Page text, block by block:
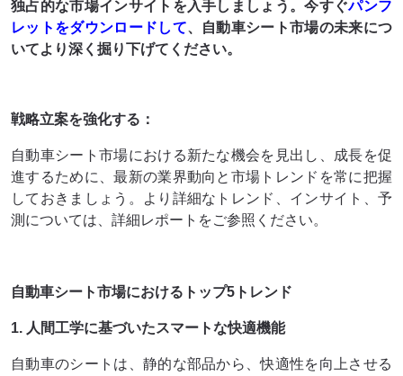
独占的な市場インサイトを入手しましょう。今すぐパンフ
レットをダウンロードして、自動車シート市場の未来につ
いてより深く掘り下げてください。
戦略立案を強化する：
自動車シート市場における新たな機会を見出し、成長を促
進するために、最新の業界動向と市場トレンドを常に把握
しておきましょう。より詳細なトレンド、インサイト、予
測については、詳細レポートをご参照ください。
自動車シート市場におけるトップ5トレンド
1. 人間工学に基づいたスマートな快適機能
自動車のシートは、静的な部品から、快適性を向上させる